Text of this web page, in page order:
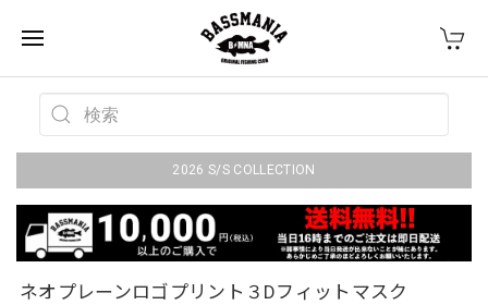
2026 S/S COLLECTION
ネオプレーンロゴプリント３Dフィットマスク